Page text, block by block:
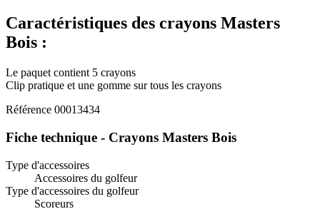
Caractéristiques des crayons Masters
Bois :
Le paquet contient 5 crayons
Clip pratique et une gomme sur tous les crayons
Référence 00013434
Fiche technique - Crayons Masters Bois
Type d'accessoires
Accessoires du golfeur
Type d'accessoires du golfeur
Scoreurs